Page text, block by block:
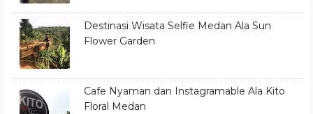
Destinasi Wisata Selfie Medan Ala Sun
Flower Garden
Cafe Nyaman dan Instagramable Ala Kito
Floral Medan